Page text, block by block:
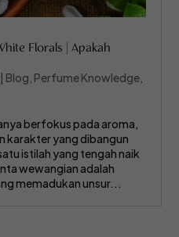
Florals | Apakah
| Blog Perfume Knowledge
berfokus pada aroma,
karakter yang dibangun
istilah yang tengah naik
wewangian adalah
memadukan unsur...